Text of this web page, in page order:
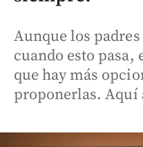
Aunque los
cuando esto pasa,
que hay más
proponerlas. Aquí